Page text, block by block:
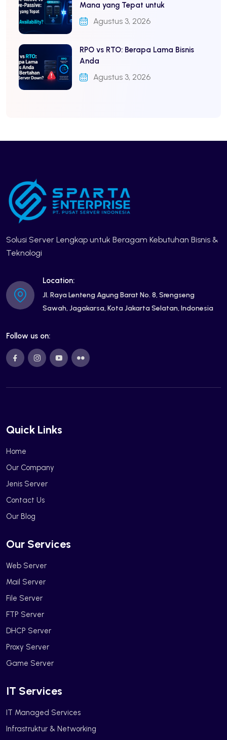
Mana yang Tepat untuk
Agustus 3, 2026
RPO vs RTO: Berapa Lama Bisnis
Anda
Agustus 3, 2026
Solusi Server Lengkap untuk Beragam Kebutuhan Bisnis &
Teknologi
Location:
Jl. Raya Lenteng Agung Barat No. 8, Srengseng
Sawah, Jagakarsa, Kota Jakarta Selatan, Indonesia
Follow us on:
Quick Links
Home
Our Company
Jenis Server
Contact Us
Our Blog
Our Services
Web Server
Mail Server
File Server
FTP Server
DHCP Server
Proxy Server
Game Server
IT Services
IT Managed Services
Infrastruktur & Networking